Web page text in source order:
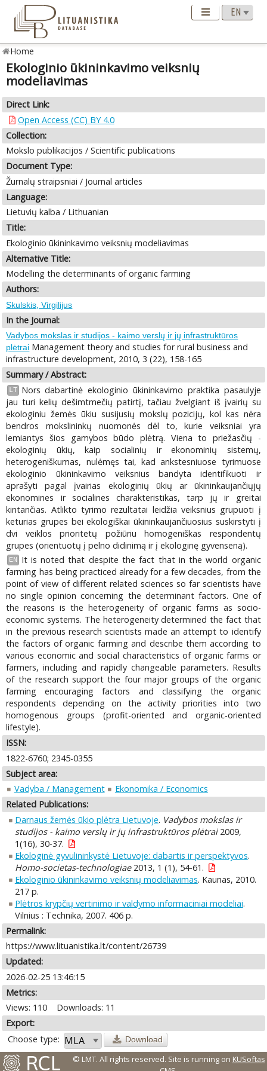
Home
Ekologinio ūkininkavimo veiksnių
modeliavimas
Direct Link:
Open Access (CC) BY 4.0
Collection:
Mokslo publikacijos / Scientific publications
Document Type:
Žurnalų straipsniai / Journal articles
Language:
Lietuvių kalba / Lithuanian
Title:
Ekologinio ūkininkavimo veiksnių modeliavimas
Alternative Title:
Modelling the determinants of organic farming
Authors:
Skulskis, Virgilijus
In the Journal:
Vadybos mokslas ir studijos - kaimo verslų ir jų infrastruktūros
plėtrai Management theory and studies for rural business and
infrastructure development, 2010, 3 (22), 158-165
Summary / Abstract:
LT
Nors dabartinė ekologinio ūkininkavimo praktika pasaulyje
jau turi kelių dešimtmečių patirtį, tačiau žvelgiant iš įvairių su
ekologiniu žemės ūkiu susijusių mokslų pozicijų, kol kas nėra
bendros mokslininkų nuomonės dėl to, kurie veiksniai yra
lemiantys šios gamybos būdo plėtrą. Viena to priežasčių -
ekologinių ūkių, kaip socialinių ir ekonominių sistemų,
heterogeniškumas, nulėmęs tai, kad ankstesniuose tyrimuose
ekologinio ūkininkavimo veiksnius bandyta identifikuoti ir
aprašyti pagal įvairias ekologinių ūkių ar ūkininkaujančiųjų
ekonomines ir socialines charakteristikas, tarp jų ir greitai
kintančias. Atlikto tyrimo rezultatai leidžia veiksnius grupuoti į
keturias grupes bei ekologiškai ūkininkaujančiuosius suskirstyti į
dvi veiklos prioritetų požiūriu homogeniškas respondentų
grupes (orientuotų į pelno didinimą ir į ekologinę gyvenseną).
EN
It is noted that despite the fact that in the world organic
farming has being practiced already for a few decades, from the
point of view of different related sciences so far scientists have
no single opinion concerning the determinant factors. One of
the reasons is the heterogeneity of organic farms as socio-
economic systems. The heterogeneity determined the fact that
in the previous research scientists made an attempt to identify
the factors of organic farming and describe them according to
various economic and social characteristics of organic farms or
farmers, including and rapidly changeable parameters. Results
of the research support the four major groups of the organic
farming encouraging factors and classifying the organic
respondents depending on the activity priorities into two
homogenous groups (profit-oriented and organic-oriented
lifestyle).
ISSN:
1822-6760; 2345-0355
Subject area:
Vadyba / Management
Ekonomika / Economics
Related Publications:
Darnaus žemės ūkio plėtra Lietuvoje. Vadybos mokslas ir
studijos - kaimo verslų ir jų infrastruktūros plėtrai2009,
1(16), 30-37.
Ekologinė gyvulininkystė Lietuvoje: dabartis ir perspektyvos.
Homo-societas-technologiae2013, 1 (1), 54-61.
Ekologinio ūkininkavimo veiksnių modeliavimas. Kaunas, 2010.
217 p.
Plėtros krypčių vertinimo ir valdymo informaciniai modeliai.
Vilnius : Technika, 2007. 406 p.
Permalink:
https://www.lituanistika.lt/content/26739
Updated:
2026-02-25 13:46:15
Metrics:
Views: 110
Downloads: 11
Export:
Choose type:
Download
© LMT. All rights reserved. Site is running on KUSoftas